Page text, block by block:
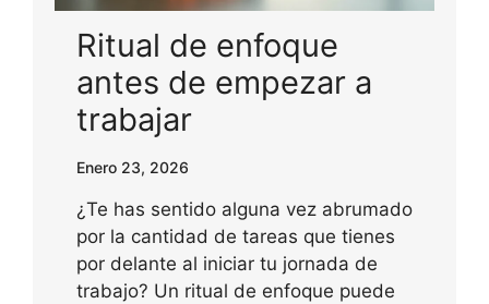
Ritual de enfoque
antes de empezar a
trabajar
Enero 23, 2026
¿Te has sentido alguna vez abrumado
por la cantidad de tareas que tienes
por delante al iniciar tu jornada de
trabajo? Un ritual de enfoque puede